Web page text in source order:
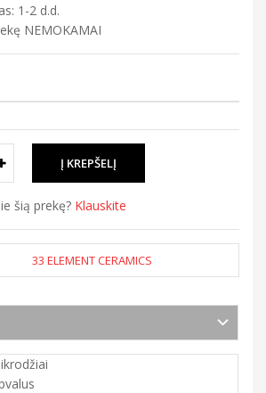
1-2 d.d.
NEMOKAMAI
šią prekę? Klauskite
33 ELEMENT CERAMICS